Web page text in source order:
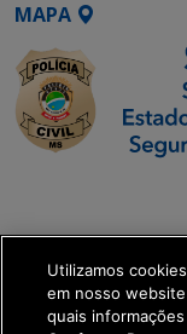
MAPA
Transformação
get_footer();
Utilizamos
em nosso
quais